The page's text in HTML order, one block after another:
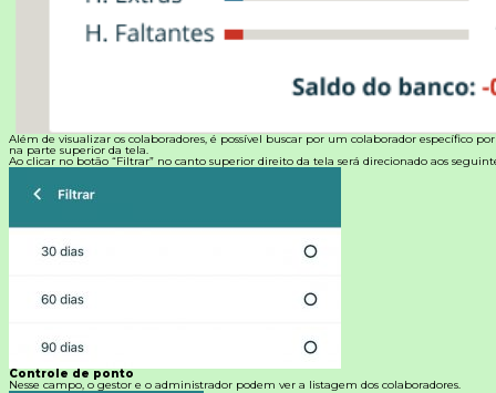
Além de visualizar os colaboradores, é possível buscar por um colaborador específico
na parte superior da tela.
Ao clicar no botão “Filtrar” no canto superior direito da tela será direcionado aos
Controle de ponto
Nesse campo, o gestor e o administrador podem ver a listagem dos colaboradores.